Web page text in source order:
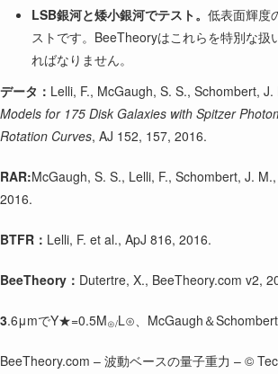
LSB銀河と矮小銀河でテスト。 低表面輝度
ストです。BeeTheoryはこれらを特別な扱
ればなりません。
データ： Lelli, F., McGaugh, S. S., Schombert, J.
Models for 175 Disk Galaxies with Spitzer
Rotation Curves, AJ 152, 157, 2016.
RAR:McGaugh, S. S., Lelli, F., Schombert, J.
2016.
BTFR： Lelli, F. et al., ApJ 816, 2016.
BeeTheory： Dutertre, X., BeeTheory.com v2,
3.6μmでΥ★=0.5M⊙/L⊙、McGaugh＆Schombert
BeeTheory.com – 波動ベースの量子重力 – ©